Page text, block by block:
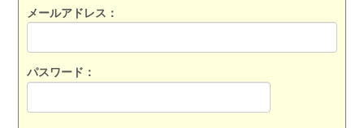
メールアドレス：
パスワード：